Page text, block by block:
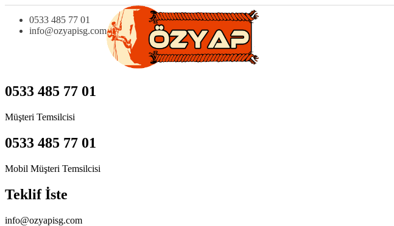
0533 485 77 01
info@ozyapisg.com
0533 485 77 01
Müşteri Temsilcisi
0533 485 77 01
Mobil Müşteri Temsilcisi
Teklif İste
info@ozyapisg.com